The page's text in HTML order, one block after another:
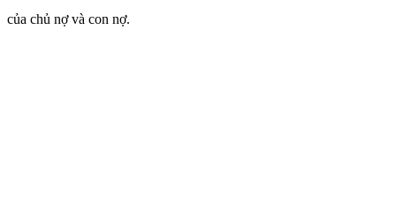
của chủ nợ và con nợ.